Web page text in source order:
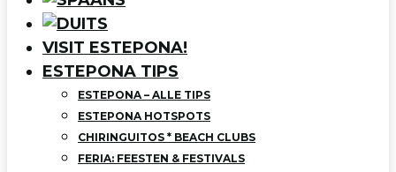
VISIT ESTEPONA!
ESTEPONA TIPS
ESTEPONA – ALLE TIPS
ESTEPONA HOTSPOTS
CHIRINGUITOS * BEACH CLUBS
FERIA: FEESTEN & FESTIVALS